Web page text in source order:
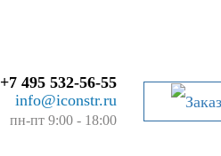
+7 495 532-56-55
info@iconstr.ru
пн-пт 9:00 - 18:00